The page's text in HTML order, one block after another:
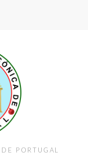
PORTUGAL